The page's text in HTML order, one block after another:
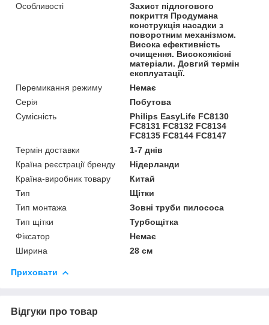
Особливості
Захист підлогового
покриття Продумана
конструкція насадки з
поворотним механізмом.
Висока ефективність
очищення. Високоякісні
матеріали. Довгий термін
експлуатації.
Перемикання режиму
Немає
Серія
Побутова
Сумісність
Philips EasyLife FC8130
FC8131 FC8132 FC8134
FC8135 FC8144 FC8147
Термін доставки
1-7 днів
Країна реєстрації бренду
Нідерланди
Країна-виробник товару
Китай
Тип
Щітки
Тип монтажа
Зовні труби пилососа
Тип щітки
Турбощітка
Фіксатор
Немає
Ширина
28 см
Приховати
Відгуки про товар